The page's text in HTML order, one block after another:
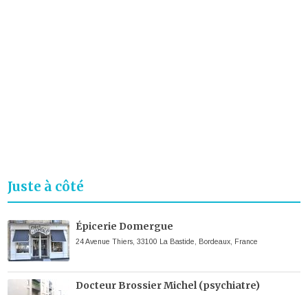
Juste à côté
Épicerie Domergue
24 Avenue Thiers, 33100 La Bastide, Bordeaux, France
Docteur Brossier Michel (psychiatre)